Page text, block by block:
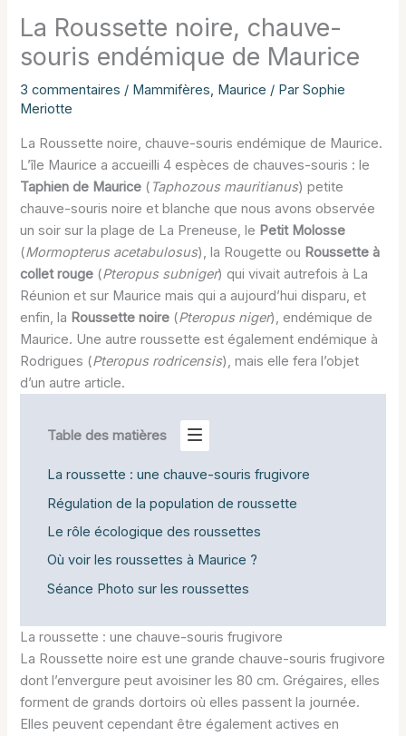
La Roussette noire, chauve-
souris endémique de Maurice
3 commentaires / Mammifères, Maurice / ParSophie
Meriotte
La Roussette noire, chauve-souris endémique de Maurice.
L’île Maurice a accueilli 4 espèces de chauves-souris : le
Taphien de Maurice ( Taphozous mauritianus) petite
chauve-souris noire et blanche que nous avons observée
un soir sur la plage de La Preneuse, le Petit Molosse
(Mormopterus acetabulosus), la Rougette ou Roussette à
collet rouge (Pteropus subniger) qui vivait autrefois à La
Réunion et sur Maurice mais qui a aujourd’hui disparu, et
enfin, la Roussette noire (Pteropus niger), endémique de
Maurice. Une autre roussette est également endémique à
Rodrigues (Pteropus rodricensis), mais elle fera l’objet
d’un autre article.
Table des matières
La roussette : une chauve-souris frugivore
Régulation de la population de roussette
Le rôle écologique des roussettes
Où voir les roussettes à Maurice ?
Séance Photo sur les roussettes
La roussette : une chauve-souris frugivore
La Roussette noire est une grande chauve-souris frugivore
dont l’envergure peut avoisiner les 80 cm. Grégaires, elles
forment de grands dortoirs où elles passent la journée.
Elles peuvent cependant être également actives en